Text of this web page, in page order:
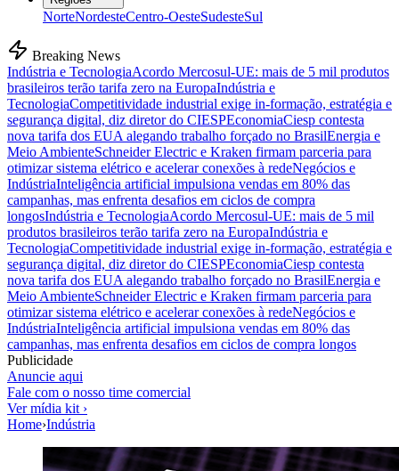
NorteNordesteCentro-OesteSudesteSul
Breaking News
Indústria e TecnologiaAcordo Mercosul-UE: mais de 5 mil produtos
brasileiros terão tarifa zero na EuropaIndústria e
TecnologiaCompetitividade industrial exige in-formação, estratégia e
segurança digital, diz diretor do CIESPEconomiaCiesp contesta
nova tarifa dos EUA alegando trabalho forçado no BrasilEnergia e
Meio AmbienteSchneider Electric e Kraken firmam parceria para
otimizar sistema elétrico e acelerar conexões à redeNegócios e
IndústriaInteligência artificial impulsiona vendas em 80% das
campanhas, mas enfrenta desafios em ciclos de compra
longosIndústria e TecnologiaAcordo Mercosul-UE: mais de 5 mil
produtos brasileiros terão tarifa zero na EuropaIndústria e
TecnologiaCompetitividade industrial exige in-formação, estratégia e
segurança digital, diz diretor do CIESPEconomiaCiesp contesta
nova tarifa dos EUA alegando trabalho forçado no BrasilEnergia e
Meio AmbienteSchneider Electric e Kraken firmam parceria para
otimizar sistema elétrico e acelerar conexões à redeNegócios e
IndústriaInteligência artificial impulsiona vendas em 80% das
campanhas, mas enfrenta desafios em ciclos de compra longos
Publicidade
Anuncie aqui
Fale com o nosso time comercial
Ver mídia kit ›
Home›Indústria